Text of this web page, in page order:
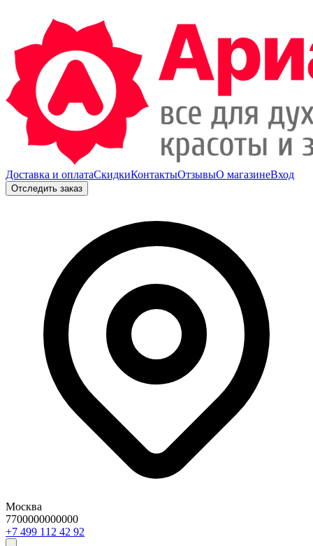
Доставка и оплатаСкидкиКонтактыОтзывыО магазинеВход
Отследить заказ
Москва
7700000000000
29 24 211 994 7+